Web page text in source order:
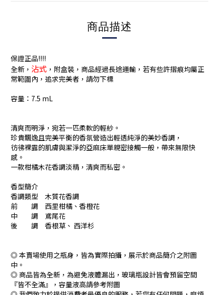
商品描述
保證正品!!!!
全新， 沾式 ，附盒裝，商品經過長途運輸，若有些許摺痕均屬正
常範圍內，追求完美者，請勿下標
容量：7.5 mL
清爽而明淨，宛若一匹柔軟的輕紗。
珍貴飄逸且完美平衡的香氛營造出輕透純淨的美妙香調，
彷彿裸露的肌膚與潔淨的亞麻床單親密接觸一般，帶來無限快
感。
一款柑橘木花香調淡精，清爽而私密。
香型簡介
香調類型 木質花香調
前 調 西里柑橘、香橙花
中 調 鳶尾花
後 調 香根草、 西洋杉
◎ 本賣場使用之瓶身，皆為實際拍攝，展示於商品簡介之附圖
中。
◎ 商品皆為全新，為避免液體漏出，玻璃瓶設計皆會預留空間
『皆不全滿』，容量液高請參考附圖